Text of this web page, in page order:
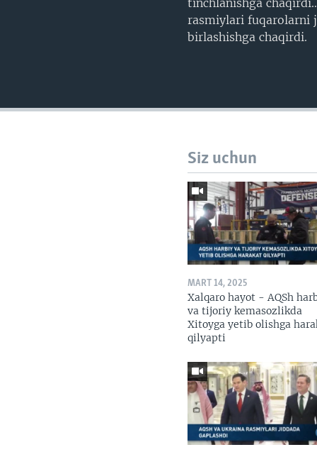
rasmiylari fuqarolarni
birlashishga chaqirdi.
Siz uchun
MART 14, 2025
Xalqaro hayot - AQSh
va tijoriy kemasozlikda
Xitoyga yetib olishga
qilyapti